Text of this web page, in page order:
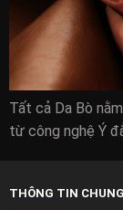
Mang những
bạn :
đảm bảo
Tất cả Da Bò
từ công nghệ Ý
THÔNG TIN CHUNG